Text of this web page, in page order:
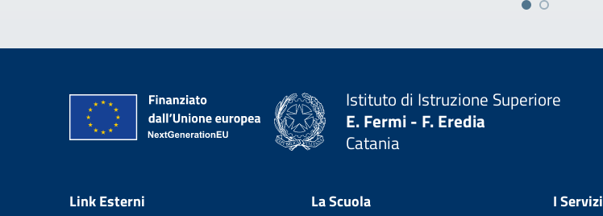
Istituto di Istruzione Superiore
E. Fermi - F. Eredia
Catania
Link Esterni La Scuola I Servizi